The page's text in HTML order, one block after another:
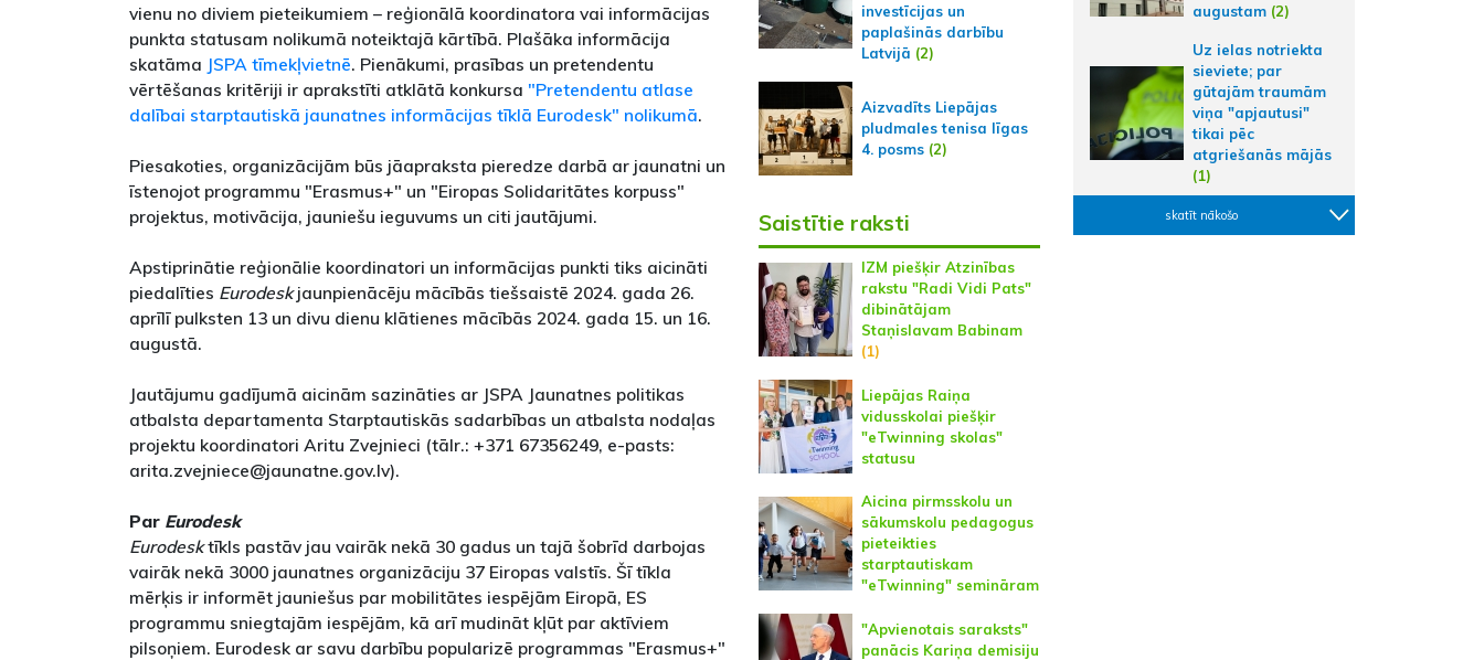
vienu no diviem pieteikumiem – reģionālā koordinatora vai informācijas
punkta statusam nolikumā noteiktajā kārtībā. Plašāka informācija
skatāma JSPA tīmekļvietnē. Pienākumi, prasības un pretendentu
vērtēšanas kritēriji ir aprakstīti atklātā konkursa "Pretendentu atlase
dalībai starptautiskā jaunatnes informācijas tīklā Eurodesk" nolikumā.
Piesakoties, organizācijām būs jāapraksta pieredze darbā ar jaunatni un
īstenojot programmu "Erasmus+" un "Eiropas Solidaritātes korpuss"
projektus, motivācija, jauniešu ieguvums un citi jautājumi.
Apstiprinātie reģionālie koordinatori un informācijas punkti tiks aicināti
piedalīties Eurodeskjaunpienācēju mācībās tiešsaistē 2024. gada 26.
aprīlī pulksten 13 un divu dienu klātienes mācībās 2024. gada 15. un 16.
augustā.
Jautājumu gadījumā aicinām sazināties ar JSPA Jaunatnes politikas
atbalsta departamenta Starptautiskās sadarbības un atbalsta nodaļas
projektu koordinatori Aritu Zvejnieci (tālr.: +371 67356249, e-pasts:
arita.zvejniece@jaunatne.gov.lv).
Par Eurodesk
Eurodesktīkls pastāv jau vairāk nekā 30 gadus un tajā šobrīd darbojas
vairāk nekā 3000 jaunatnes organizāciju 37 Eiropas valstīs. Šī tīkla
mērķis ir informēt jauniešus par mobilitātes iespējām Eiropā, ES
programmu sniegtajām iespējām, kā arī mudināt kļūt par aktīviem
pilsoņiem. Eurodesk ar savu darbību popularizē programmas "Erasmus+"
investīcijas un
paplašinās darbību
Latvijā (2)
Aizvadīts Liepājas
pludmales tenisa līgas
4. posms(2)
Saistītie raksti
IZM piešķir Atzinības
rakstu "Radi Vidi Pats"
dibinātājam
Staņislavam Babinam
(1)
Liepājas Raiņa
vidusskolai piešķir
"eTwinning skolas"
statusu
Aicina pirmsskolu un
sākumskolu pedagogus
pieteikties
starptautiskam
"eTwinning" semināram
"Apvienotais saraksts"
panācis Kariņa demisiju
augustam (2)
Uz ielas notriekta
sieviete; par
gūtajām traumām
viņa "apjautusi"
tikai pēc
atgriešanās mājās
(1)
skatīt nākošo